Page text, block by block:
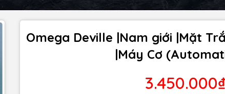
Omega Deville |Nam giới |Mặt
|Máy Cơ
3.450.000₫